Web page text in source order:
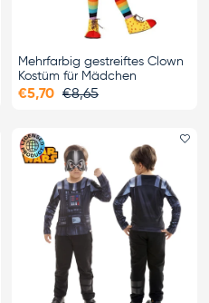
Mehrfarbig gestreiftes Clown
Kostüm für Mädchen
€5,70 €8,65
Favorit hinzufügen